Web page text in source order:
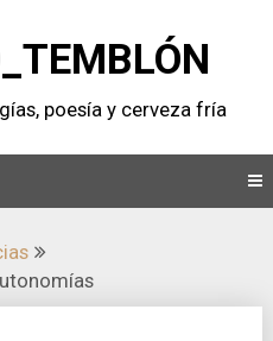
poesí­a y cerveza frí­a